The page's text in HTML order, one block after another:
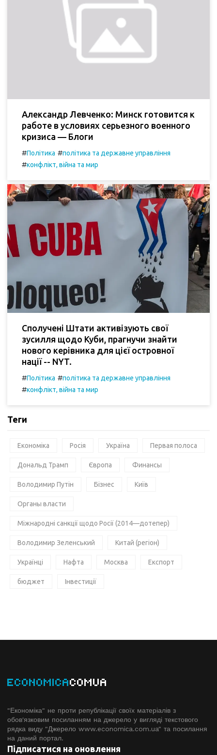
Александр Левченко: Минск готовится к
работе в условиях серьезного военного
кризиса — Блоги
#Політика #політика та державне управління
#конфлікт, війна та мир
Сполучені Штати активізують свої
зусилля щодо Куби, прагнучи знайти
нового керівника для цієї островної
нації -- NYT.
#Політика #політика та державне управління
#конфлікт, війна та мир
Теги
Економіка Росія Україна Первая полоса
Дональд Трамп Європа Финансы
Володимир Путін Бізнес Київ
Органы власти
Міжнародні санкції щодо Росії (2014—дотепер)
Володимир Зеленський Китай (регіон)
Українці Нафта Москва Експорт
бюджет Інвестиції
ECONOMICACOMUA
"Економіка" не проти републікації своїх матеріалів з
обов'язковим посиланням на джерело у вигляді текстового
рядка виду "Джерело www.economiсa.com.ua" та посилання
на даний портал.
Підписатися на оновлення